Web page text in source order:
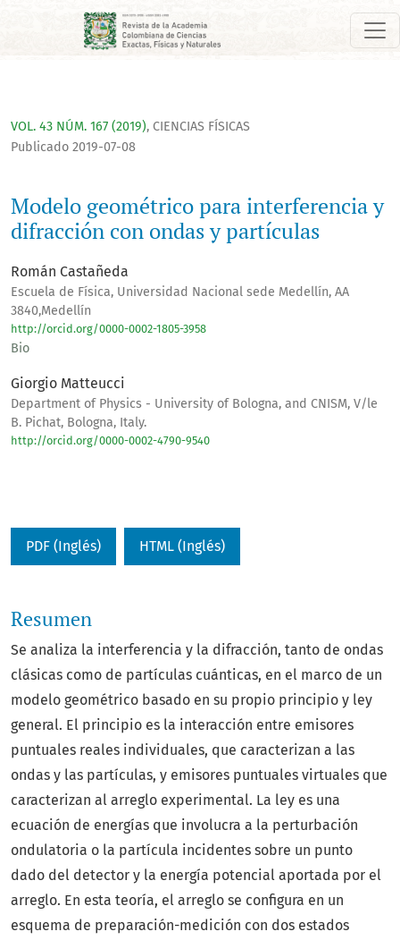
Modelo geométrico para interferencia y difracción con
VOL. 43 NÚM. 167 (2019), CIENCIAS FÍSICAS
Modelo geométrico para interferencia y
difracción con ondas y partículas
Publicado 2019-07-08
Román Castañeda
Escuela de Física, Universidad Nacional sede Medellín, AA
3840,Medellín
http://orcid.org/0000-0002-1805-3958
Bio
Giorgio Matteucci
Department of Physics - University of Bologna, and CNISM, V/le
B. Pichat, Bologna, Italy.
http://orcid.org/0000-0002-4790-9540
PDF (Inglés) HTML (Inglés)
Resumen
Se analiza la interferencia y la difracción, tanto de ondas
clásicas como de partículas cuánticas, en el marco de un
modelo geométrico basado en su propio principio y ley
general. El principio es la interacción entre emisores
puntuales reales individuales, que caracterizan a las
ondas y las partículas, y emisores puntuales virtuales que
caracterizan al arreglo experimental. La ley es una
ecuación de energías que involucra a la perturbación
ondulatoria o la partícula incidentes sobre un punto
dado del detector y la energía potencial aportada por el
arreglo. En esta teoría, el arreglo se configura en un
esquema de preparación-medición con dos estados